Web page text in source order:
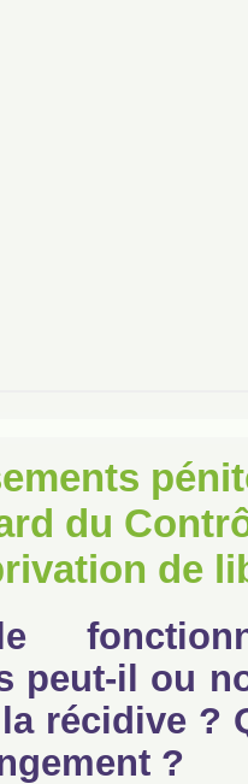
du
de
peut-il ou
récidive ?
?